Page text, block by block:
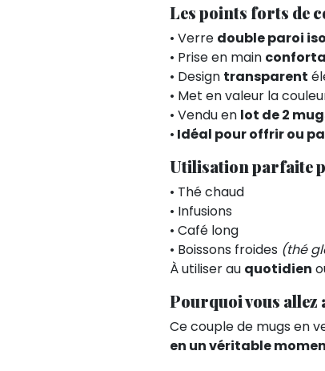
Les points forts de
• Verre double paroi
• Prise en main
• Design transparent
• Met en valeur la
• Vendu en lot de 2
• Idéal pour offrir ou
Utilisation parfaite
• Thé chaud
• Infusions
• Café long
• Boissons froides (thé
À utiliser au quotidien
Pourquoi vous allez
Ce couple de mugs en
en un véritable